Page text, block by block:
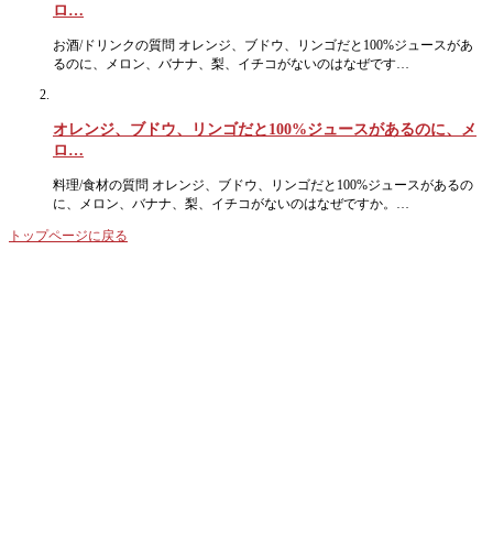
ロ…
お酒/ドリンクの質問 オレンジ、ブドウ、リンゴだと100%ジュースがあ
るのに、メロン、バナナ、梨、イチコがないのはなぜです…
オレンジ、ブドウ、リンゴだと100%ジュースがあるのに、メ
ロ…
料理/食材の質問 オレンジ、ブドウ、リンゴだと100%ジュースがあるの
に、メロン、バナナ、梨、イチコがないのはなぜですか。…
トップページに戻る